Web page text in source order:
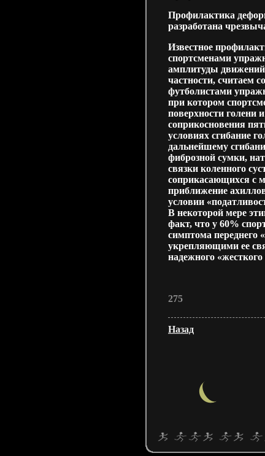
Профилактика
разработана
Известное
спортсменами
амплитуды движений
частности, считаем
футболистами
при котором
поверхности голени
соприкосновения
условиях сгибание
дальнейшему
фиброзной сумки,
связки коленного
соприкасающихся с
приближение
условии
В некоторой мере
факт, что у 60%
симптома переднего
укрепляющими ее
надежного
275
Назад